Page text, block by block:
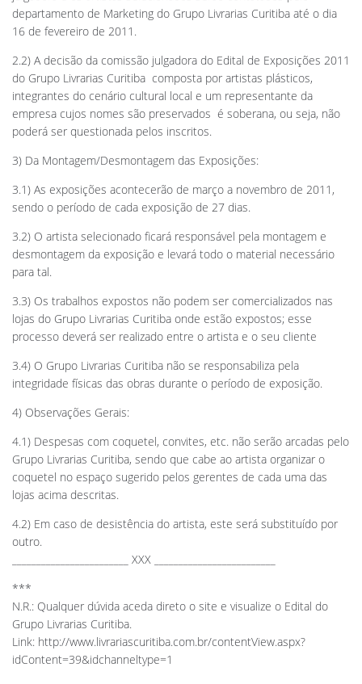
departamento de Marketing do Grupo Livrarias Curitiba até o dia
16 de fevereiro de 2011.
2.2) A decisão da comissão julgadora do Edital de Exposições 2011
do Grupo Livrarias Curitiba  composta por artistas plásticos,
integrantes do cenário cultural local e um representante da
empresa cujos nomes são preservados  é soberana, ou seja, não
poderá ser questionada pelos inscritos.
3) Da Montagem/Desmontagem das Exposições:
3.1) As exposições acontecerão de março a novembro de 2011,
sendo o período de cada exposição de 27 dias.
3.2) O artista selecionado ficará responsável pela montagem e
desmontagem da exposição e levará todo o material necessário
para tal.
3.3) Os trabalhos expostos não podem ser comercializados nas
lojas do Grupo Livrarias Curitiba onde estão expostos; esse
processo deverá ser realizado entre o artista e o seu cliente
3.4) O Grupo Livrarias Curitiba não se responsabiliza pela
integridade físicas das obras durante o período de exposição.
4) Observações Gerais:
4.1) Despesas com coquetel, convites, etc. não serão arcadas pelo
Grupo Livrarias Curitiba, sendo que cabe ao artista organizar o
coquetel no espaço sugerido pelos gerentes de cada uma das
lojas acima descritas.
4.2) Em caso de desistência do artista, este será substituído por
outro.
________________________ XXX _________________________
***
N.R.: Qualquer dúvida aceda direto o site e visualize o Edital do
Grupo Livrarias Curitiba.
Link: http://www.livrariascuritiba.com.br/contentView.aspx?
idContent=39&idchanneltype=1